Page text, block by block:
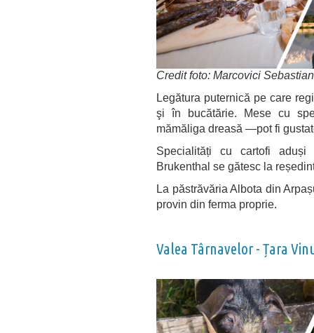
Credit foto: Marcovici
Legătura puternică pe care
şi în bucătărie. Mese cu
mămăliga dreasă —pot fi
Specialități cu cartofi
Brukenthal se gătesc la
La păstrăvăria Albota din
provin din ferma proprie.
Valea Târnavelor - Țara